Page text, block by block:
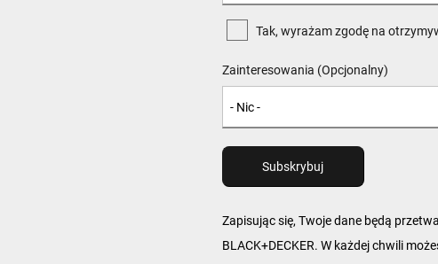
Tak, wyrażam zgodę na
Zainteresowania (Opcjonalny)
Zapisując się, Twoje dane będą
BLACK+DECKER. W każdej chwili